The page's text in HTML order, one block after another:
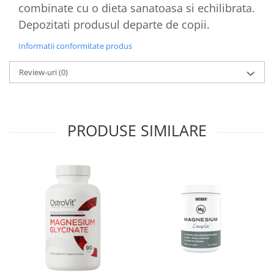
combinate cu o dieta sanatoasa si echilibrata.
Depozitati produsul departe de copii.
Informatii conformitate produs
Review-uri(0)
PRODUSE SIMILARE